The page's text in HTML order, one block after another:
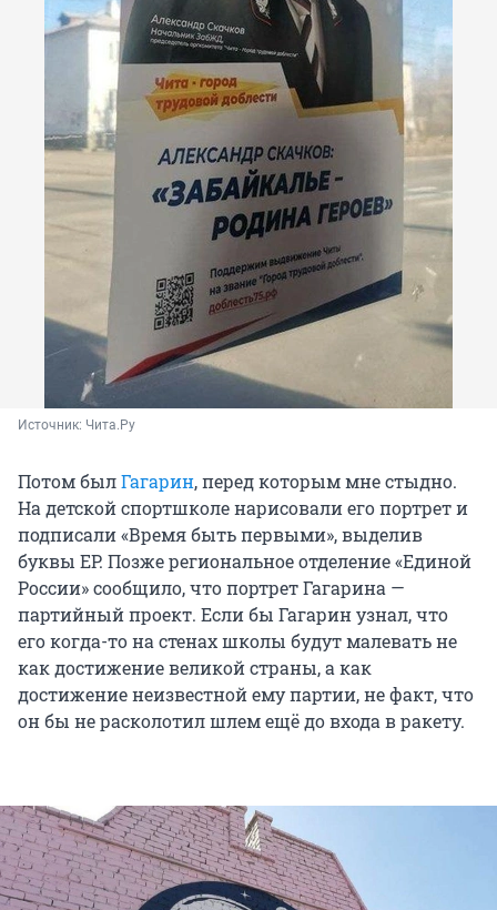
Источник: Чита.Ру
Потом былГагарин, перед которым мне стыдно.
На детской спортшколе нарисовали его портрет и
подписали «Время быть первыми», выделив
буквы ЕР. Позже региональное отделение «Единой
России» сообщило, что портрет Гагарина —
партийный проект. Если бы Гагарин узнал, что
его когда-то на стенах школы будут малевать не
как достижение великой страны, а как
достижение неизвестной ему партии, не факт, что
он бы не расколотил шлем ещё до входа в ракету.